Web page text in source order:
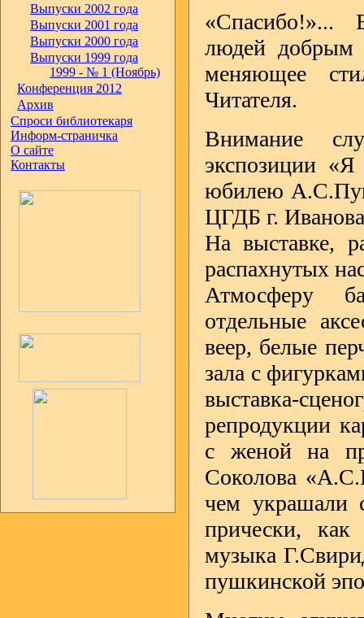
Выпуски 2002 года
Выпуски 2001 года
Выпуски 2000 года
Выпуски 1999 года
1999 - № 1 (Ноябрь)
Конференция 2012
Архив
Спроси библиотекаря
Информ-страничка
О сайте
Контакты
«Спасибо!»...
людей добрым
меняющее
Читателя.
Внимание
экспозиции
юбилею
ЦГДБ г.
На выставке,
распахнутых
Атмосферу
отдельные
веер, белые
зала с
выставка-
репродукции
с женой на
Соколова
чем украшали
прически,
музыка
пушкинской